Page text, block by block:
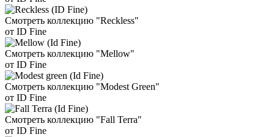
Смотреть коллекцию "Reckless"
от ID Fine
Смотреть коллекцию "Mellow"
от ID Fine
Смотреть коллекцию "Modest Green"
от ID Fine
Смотреть коллекцию "Fall Terra"
от ID Fine